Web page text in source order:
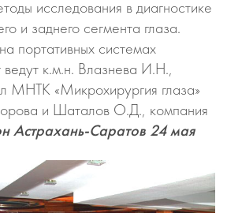
исследования в диагностике
и заднего сегмента глаза.
портативных системах
ведут к.м.н. Влазнева И.Н.,
МНТК «Микрохирургия глаза»
и Шаталов О.Д., компания
Астрахань-Саратов 24 мая